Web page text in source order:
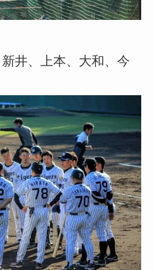
井、上本、大和、今